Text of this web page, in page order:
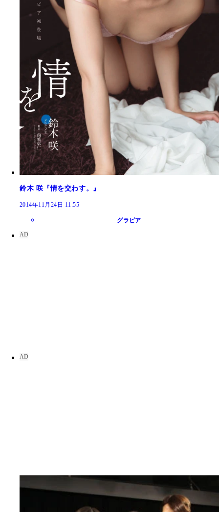
鈴木 咲『情を交わす。』
2014年11月24日 11:55
グラビア